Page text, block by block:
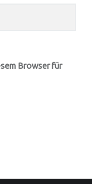
Browser für